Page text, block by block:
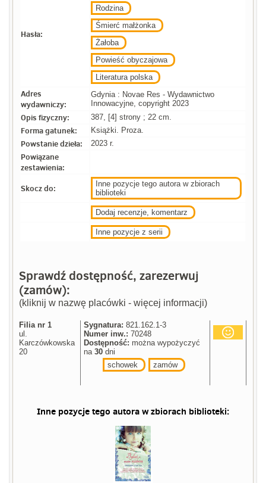
Hasła:
Rodzina
Śmierć małżonka
Żałoba
Powieść obyczajowa
Literatura polska
Adres
wydawniczy:
Gdynia : Novae Res - Wydawnictwo
Innowacyjne, copyright 2023
Opis fizyczny: 387, [4] strony ; 22 cm.
Forma gatunek: Książki. Proza.
Powstanie dzieła: 2023 r.
Powiązane
zestawienia:
Skocz do:
Inne pozycje tego autora w zbiorach
biblioteki
Dodaj recenzje, komentarz
Inne pozycje z serii
Sprawdź dostępność, zarezerwuj
(zamów):
(kliknij w nazwę placówki - więcej informacji)
Filia nr 1
ul.
Karczówkowska
20
Sygnatura: 821.162.1-3
Numer inw.: 70248
Dostępność: można wypożyczyć
na30 dni
schowek
zamów
Inne pozycje tego autora w zbiorach biblioteki: